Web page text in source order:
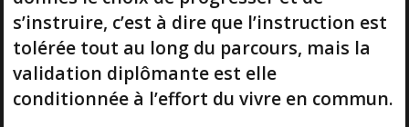
s’instruire, c’est à dire que l’instruction est
tolérée tout au long du parcours, mais la
validation diplômante est elle
conditionnée à l’effort du vivre en commun.